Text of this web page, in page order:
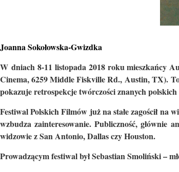
Joanna Sokołowska-Gwizdka
W dniach 8-11 listopada 2018 roku mieszkańcy
Cinema, 6259 Middle Fiskville Rd., Austin, TX).
pokazuje retrospekcje twórczości znanych
Festiwal Polskich Filmów już na stałe zagościł
wzbudza zainteresowanie. Publiczność,
widzowie z San Antonio, Dallas czy Houston.
Prowadzącym festiwal był Sebastian Smoliński –